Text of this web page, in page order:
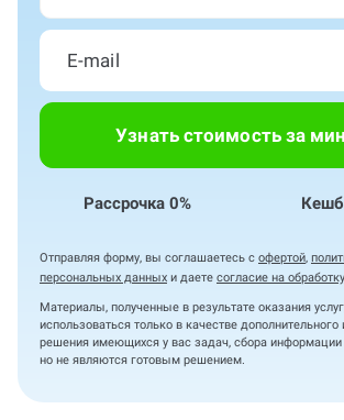
Узнать стоимость за
Рассрочка 0%
Отправляя форму, вы соглашаетесь с офертой,
персональных данных и даете согласие на
Материалы, полученные в результате оказания
использоваться только в качестве дополнительного
решения имеющихся у вас задач, сбора информации
но не являются готовым решением.